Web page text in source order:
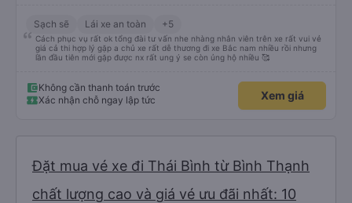
Sạch sẽ Lái xe an toàn +5
Cách phục vụ rất ok tổng đài tư vấn nhe nhàng nhân viên trên xe rất vui vẻ
giá cả thi hợp lý gặp a chủ xe rất dễ thương đi xe Bắc nam nhiều rồi nhưng
lần đầu tiên mới gặp được nx rất ung ý se còn ủng hộ nhiều 🥰
Không cần thanh toán trước
Xác nhận chỗ ngay lập tức
Xem giá
Đặt mua vé xe đi Thái Bình từ Bình Thạnh
chất lượng cao và giá vé ưu đãi nhất: 10